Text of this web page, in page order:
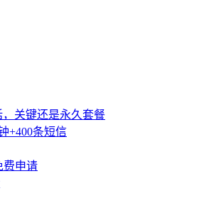
，关键还是永久套餐
+400条短信
费申请